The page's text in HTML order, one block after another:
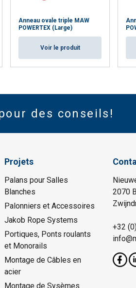
Anneau ovale triple MAW
POWERTEX (Large)
Voir le produit
des conseils!
Projets
Palans pour Salles
Blanches
Palonniers et Accessoires
Jakob Rope Systems
Portiques, Ponts roulants
et Monorails
Montage de Câbles en
acier
Montage de Sysèmes
2070
+32